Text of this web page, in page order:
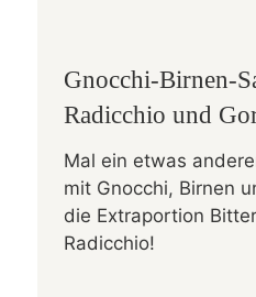
Gnocchi-Birnen-
Radicchio und
Mal ein etwas
mit Gnocchi, Birnen
die Extraportion
Radicchio!